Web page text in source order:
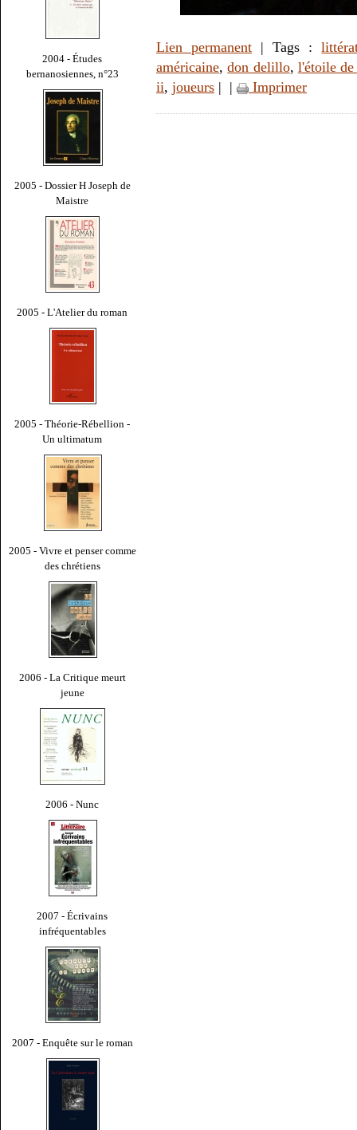
2004 - Études
bernanosiennes, n°23
2005 - Dossier H Joseph de
Maistre
2005 - L'Atelier du roman
2005 - Théorie-Rébellion -
Un ultimatum
2005 - Vivre et penser comme
des chrétiens
2006 - La Critique meurt
jeune
2006 - Nunc
2007 - Écrivains
infréquentables
2007 - Enquête sur le roman
Lien permanent | Tags :
américaine,don delillo, l'étoile de
ii, joueurs | | Imprimer